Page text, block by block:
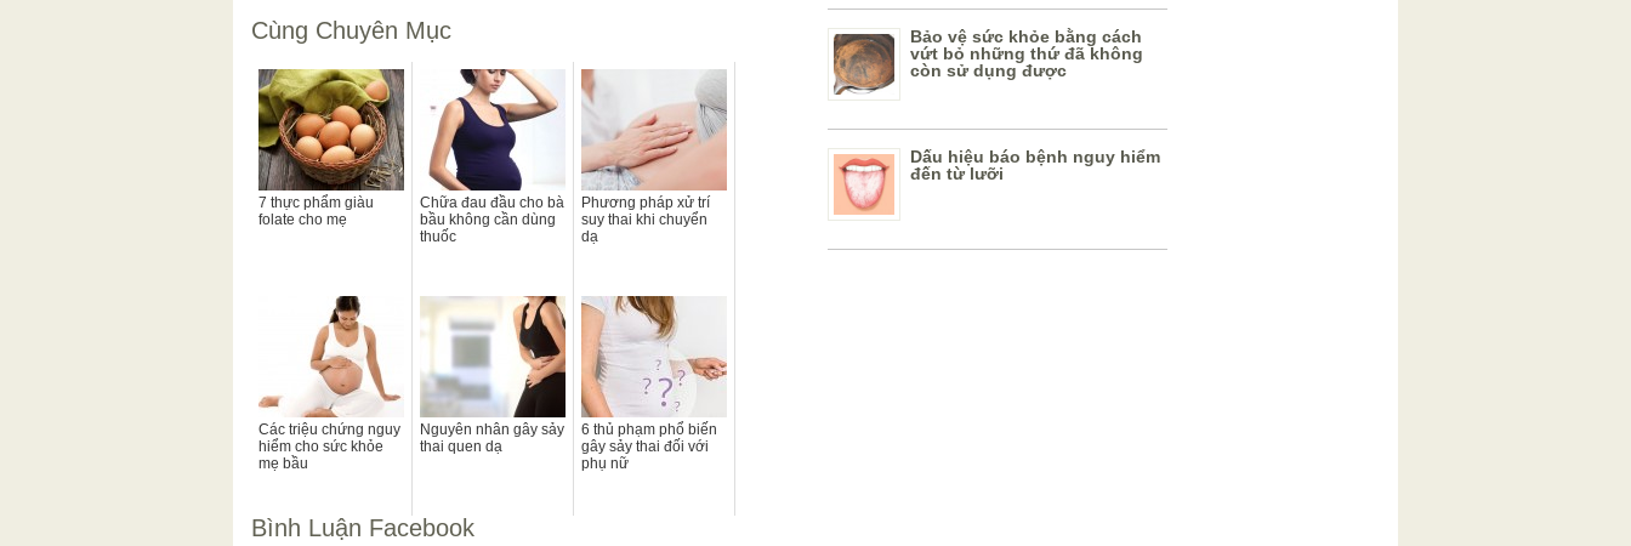
Cùng Chuyên Mục
7 thực phẩm giàu
folate cho mẹ
Chữa đau đầu cho bà
bầu không cần dùng
thuốc
Phương pháp xử trí
suy thai khi chuyển
dạ
Các triệu chứng nguy
hiểm cho sức khỏe
mẹ bầu
Nguyên nhân gây sảy
thai quen dạ
6 thủ phạm phổ biến
gây sảy thai đối với
phụ nữ
Bình Luận Facebook
Bảo vệ sức khỏe bằng cách
vứt bỏ những thứ đã không
còn sử dụng được
Dấu hiệu báo bệnh nguy hiểm
đến từ lưỡi